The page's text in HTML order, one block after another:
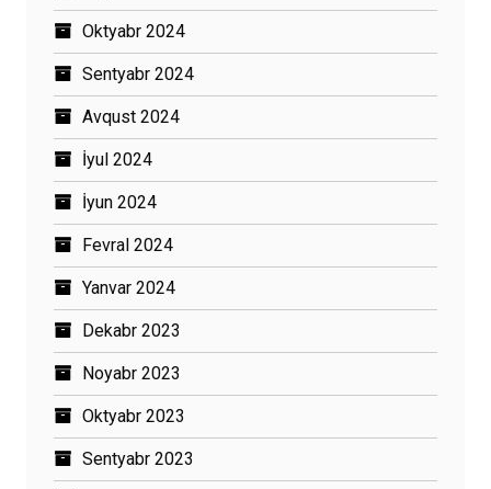
Oktyabr 2024
Sentyabr 2024
Avqust 2024
İyul 2024
İyun 2024
Fevral 2024
Yanvar 2024
Dekabr 2023
Noyabr 2023
Oktyabr 2023
Sentyabr 2023